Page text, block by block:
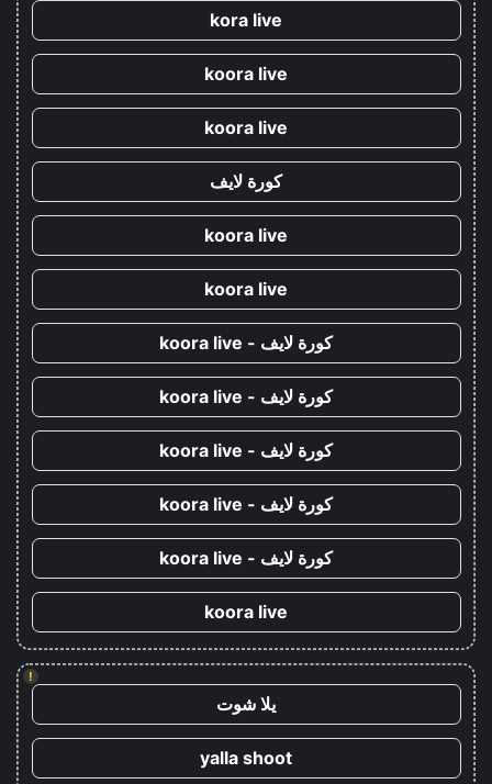
kora live
koora live
koora live
كورة لايف
koora live
koora live
كورة لايف - koora live
كورة لايف - koora live
كورة لايف - koora live
كورة لايف - koora live
كورة لايف - koora live
koora live
!
يلا شوت
yalla shoot